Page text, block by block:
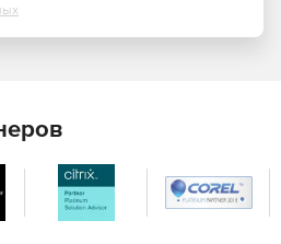
комплексных политик
о статусе защиты и о
инцидентов.
носителями. Администраторы